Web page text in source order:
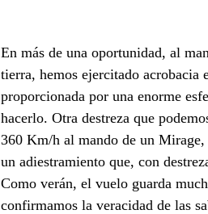
En más de una oportunidad, al
tierra, hemos ejercitado acrobacia
proporcionada por una enorme
hacerlo. Otra destreza que
360 Km/h al mando de un
un adiestramiento que, con
Como verán, el vuelo guarda
confirmamos la veracidad de las